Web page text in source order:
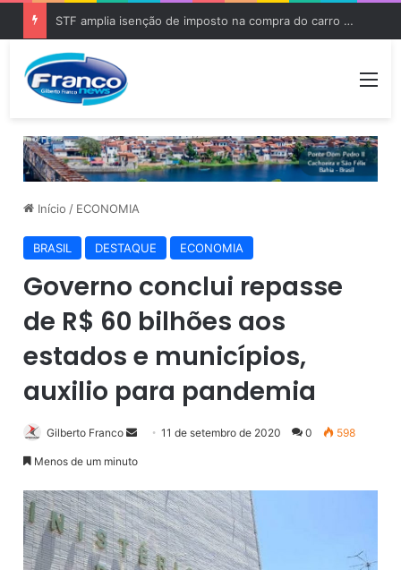
STF amplia isenção de imposto na compra do carro zero para PCD e pessoas com autismo
Início / ECONOMIA
BRASIL DESTAQUE ECONOMIA
Governo conclui repasse
de R$ 60 bilhões aos
estados e municípios,
auxilio para pandemia
Gilberto Franco
d
e
u
m
11 de setembro de 2020 0 598
Menos de um minuto